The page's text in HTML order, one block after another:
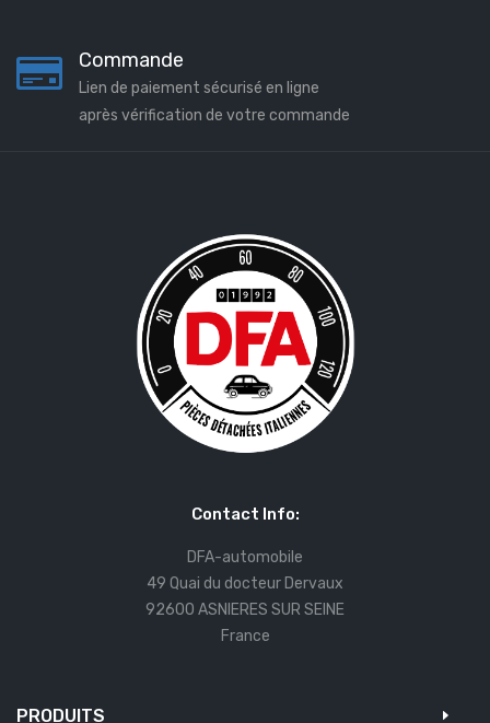
Commande
Lien de paiement sécurisé en ligne
après vérification de votre commande
Contact Info:
DFA-automobile
49 Quai du docteur Dervaux
92600 ASNIERES SUR SEINE
France
PRODUITS